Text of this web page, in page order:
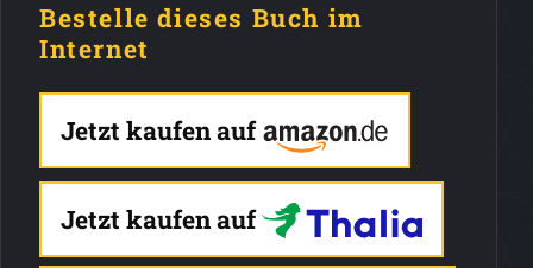
Bestelle dieses Buch im
Internet
Jetzt kaufen auf
Jetzt kaufen auf